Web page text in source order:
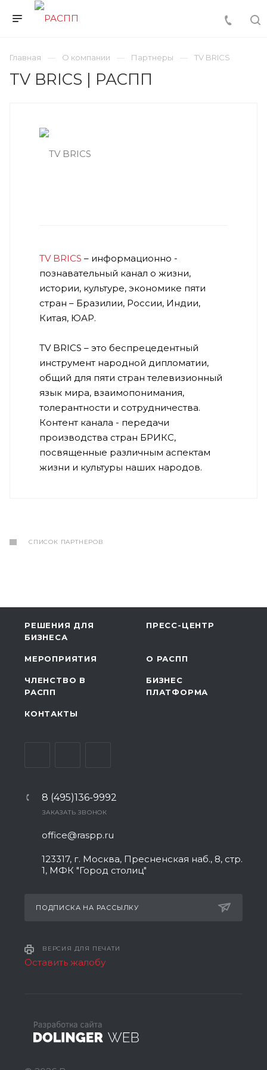
Главная О компании Партнеры TV BRICS
TV BRICS | РАСПП
TV BRICS – информационно -
познавательный канал о жизни,
истории, культуре, экономике пяти
стран – Бразилии, России, Индии,
Китая, ЮАР.
TV BRICS – это беспрецедентный
инструмент народной дипломатии,
общий для пяти стран телевизионный
язык мира, взаимопонимания,
толерантности и сотрудничества.
Контент канала - передачи
производства стран БРИКС,
посвященные различным аспектам
жизни и культуры наших народов.
СПИСОК ПАРТНЕРОВ
РЕШЕНИЯ ДЛЯ
БИЗНЕСА
ПРЕСС-ЦЕНТР
МЕРОПРИЯТИЯ О РАСПП
ЧЛЕНСТВО В
РАСПП
БИЗНЕС
ПЛАТФОРМА
КОНТАКТЫ
8 (495)136-9992
ЗАКАЗАТЬ ЗВОНОК
office@raspp.ru
123317, г. Москва, Пресненская наб., 8, стр.
1, МФК "Город столиц"
ПОДПИСКА НА РАССЫЛКУ
ВЕРСИЯ ДЛЯ ПЕЧАТИ
Оставить жалобу